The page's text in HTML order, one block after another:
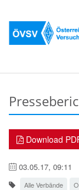
Download
03.05.17, 09:11
Alle Verbände